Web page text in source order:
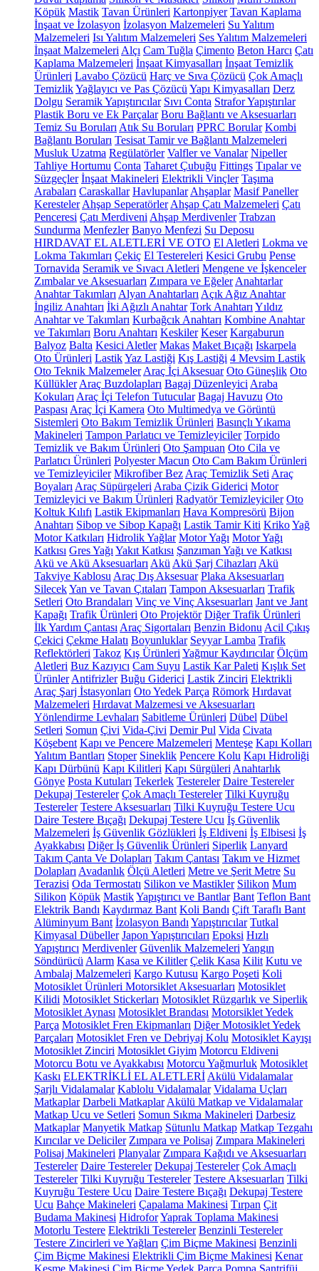
Köpük Mastik Tavan Ürünleri Kartonpiyer Tavan Kaplama
İnşaat ve İzolasyon İzolasyon Malzemeleri Su Yalıtım
Malzemeleri Isı Yalıtım Malzemeleri Ses Yalıtım Malzemeleri
İnşaat Malzemeleri Alçı Cam Tuğla Çimento Beton Harcı Çatı
Kaplama Malzemeleri İnşaat Kimyasalları İnşaat Temizlik
Ürünleri Lavabo Çözücü Harç ve Sıva Çözücü Çok Amaçlı
TemizlikYağlayıcı ve Pas Çözücü Yapı Kimyasalları Derz
Dolgu Seramik Yapıştırıcılar Sıvı Conta Strafor Yapıştırılar
Plastik Boru ve Ek Parçalar Boru Bağlantı ve Aksesuarları
Temiz Su Boruları Atık Su Boruları PPRC Borular Kombi
Bağlantı Boruları Tesisat Tamir ve Bağlantı Malzemeleri
Musluk Uzatma Regülatörler Valfler ve Vanalar Nipeller
Tahliye Hortumu Conta Taharet Çubuğu Fittings Tıpalar ve
Süzgeçler İnşaat Makineleri Elektrikli Vinçler Taşıma
Arabaları Caraskallar Havlupanlar Ahşaplar Masif Paneller
Keresteler Ahşap Seperatörler Ahşap Çatı Malzemeleri Çatı
Penceresi Çatı Merdiveni Ahşap Merdivenler Trabzan
Sundurma Menfezler Banyo Menfezi Su Deposu
HIRDAVAT EL ALETLERİ VE OTO El Aletleri Lokma ve
Lokma Takımları Çekiç El Testereleri Kesici Grubu Pense
Tornavida Seramik ve Sıvacı Aletleri Mengene ve İşkenceler
Zımbalar ve Aksesuarları Zımpara ve Eğeler Anahtarlar
Anahtar Takımları Alyan Anahtarları Açık Ağız Anahtar
İngiliz Anahtarı İki Ağızlı Anahtar Tork Anahtarı Yıldız
Anahtar ve Takımları Kurbağcık Anahtarı Kombine Anahtar
ve Takımları Boru Anahtarı Keskiler Keser Kargaburun
Balyoz Balta Kesici Aletler Makas Maket Bıçağı Iskarpela
Oto Ürünleri LastikYaz Lastiği Kış Lastiği 4 Mevsim Lastik
Oto Teknik Malzemeler Araç İçi Aksesuar Oto Güneşlik Oto
Küllükler Araç Buzdolapları Bagaj Düzenleyici Araba
Kokuları Araç İçi Telefon Tutucular Bagaj Havuzu Oto
Paspası Araç İçi Kamera Oto Multimedya ve Görüntü
Sistemleri Oto Bakım Temizlik Ürünleri Basınçlı Yıkama
Makineleri Tampon Parlatıcı ve Temizleyiciler Torpido
Temizlik ve Bakım Ürünleri Oto Şampuan Oto Cila ve
Parlatıcı Ürünleri Polyester Macun Oto Cam Bakım Ürünleri
ve Temizleyiciler Mikrofiber Bez Araç Temizlik Seti Araç
Boyaları Araç Süpürgeleri Araba Çizik Giderici Motor
Temizleyici ve Bakım Ürünleri Radyatör Temizleyiciler Oto
Koltuk Kılıfı Lastik Ekipmanları Hava Kompresörü Bijon
Anahtarı Sibop ve Sibop Kapağı Lastik Tamir Kiti KrikoYağ
Motor Katkıları Hidrolik Yağlar Motor Yağı Motor Yağı
Katkısı Gres Yağı Yakıt Katkısı Şanzıman Yağı ve Katkısı
Akü ve Akü Aksesuarları Akü Akü Şarj Cihazları Akü
Takviye Kablosu Araç Dış Aksesuar Plaka Aksesuarları
SilecekYan ve Tavan Çıtaları Tampon Aksesuarları Trafik
Setleri Oto Brandaları Vinç ve Vinç Aksesuarları Jant ve Jant
Kapağı Trafik Ürünleri Oto Projektör Diğer Trafik Ürünleri
İlk Yardım Çantası Araç Sigortaları Benzin Bidonu Acil Çıkış
Çekici Çekme Halatı Boyunluklar Seyyar Lamba Trafik
Reflektörleri Takoz Kış Ürünleri Yağmur Kaydırıcılar Ölçüm
Aletleri Buz Kazıyıcı Cam Suyu Lastik Kar Paleti Kışlık Set
Ürünler Antifrizler Buğu Giderici Lastik Zinciri Elektrikli
Araç Şarj İstasyonları Oto Yedek Parça Römork Hırdavat
Malzemeleri Hırdavat Malzemesi ve Aksesuarları
Yönlendirme Levhaları Sabitleme Ürünleri Dübel Dübel
Setleri Somun Çivi Vida-Çivi Demir Pul Vida Civata
Köşebent Kapı ve Pencere Malzemeleri Menteşe Kapı Kolları
Yalıtım Bantları Stoper Sineklik Pencere Kolu Kapı Hidroliği
Kapı Dürbünü Kapı Kilitleri Kapı Sürgüleri Anahtarlık
Gönye Posta Kutuları Tekerlek Testereler Daire Testereler
Dekupaj Testereler Çok Amaçlı Testereler Tilki Kuyruğu
Testereler Testere Aksesuarları Tilki Kuyruğu Testere Ucu
Daire Testere Bıçağı Dekupaj Testere Ucu İş Güvenlik
Malzemeleri İş Güvenlik Gözlükleri İş Eldiveni İş Elbisesi İş
Ayakkabısı Diğer İş Güvenlik Ürünleri Siperlik Lanyard
Takım Çanta Ve Dolapları Takım Çantası Takım ve Hizmet
Dolapları Avadanlık Ölçü Aletleri Metre ve Şerit Metre Su
Terazisi Oda Termostatı Silikon ve Mastikler Silikon Mum
Silikon Köpük MastikYapıştırıcı ve Bantlar Bant Teflon Bant
Elektrik Bandı Kaydırmaz Bant Koli Bandı Çift Taraflı Bant
Alüminyum Bant İzolasyon Bandı Yapıştırıcılar Tutkal
Kimyasal Dübeller Japon Yapıştırıcıları Epoksi Hızlı
Yapıştırıcı Merdivenler Güvenlik Malzemeleri Yangın
Söndürücü Alarm Kasa ve Kilitler Çelik Kasa Kilit Kutu ve
Ambalaj Malzemeleri Kargo Kutusu Kargo Poşeti Koli
Motosiklet Ürünleri Motorsiklet Aksesuarları Motosiklet
Kilidi Motosiklet Stickerları Motosiklet Rüzgarlık ve Siperlik
Motosiklet Aynası Motosiklet Brandası Motorsiklet Yedek
Parça Motosiklet Fren Ekipmanları Diğer Motosiklet Yedek
Parçaları Motosiklet Fren ve Debriyaj Kolu Motosiklet Kayışı
Motosiklet Zinciri Motosiklet Giyim Motorcu Eldiveni
Motorcu Botu ve Ayakkabısı Motorcu Yağmurluk Motosiklet
Kaskı ELEKTRİKLİ EL ALETLERİ Akülü Vidalamalar
Şarjlı Vidalamalar Kablolu Vidalamalar Vidalama Uçları
Matkaplar Darbeli Matkaplar Akülü Matkap ve Vidalamalar
Matkap Ucu ve Setleri Somun Sıkma Makineleri Darbesiz
Matkaplar Manyetik Matkap Sütunlu Matkap Matkap Tezgahı
Kırıcılar ve Deliciler Zımpara ve Polisaj Zımpara Makineleri
Polisaj Makineleri Planyalar Zımpara Kağıdı ve Aksesuarları
Testereler Daire Testereler Dekupaj Testereler Çok Amaçlı
Testereler Tilki Kuyruğu Testereler Testere Aksesuarları Tilki
Kuyruğu Testere Ucu Daire Testere Bıçağı Dekupaj Testere
Ucu Bahçe Makineleri Çapalama Makinesi Tırpan Çit
Budama Makinesi HidroforYaprak Toplama Makinesi
Motorlu Testere Elektrikli Testereler Benzinli Testereler
Testere Zincirleri ve Yağları Çim Biçme Makinesi Benzinli
Çim Biçme Makinesi Elektrikli Çim Biçme Makinesi Kenar
Kesme Makinesi Çim Biçme Yedek Parça Pompa Santrifüj